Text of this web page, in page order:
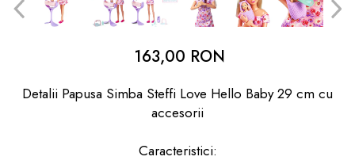
dopuri de urechi
163,00 RON
Detalii Papusa Simba Steffi Love Hello Baby 29 cm cu
accesorii
Caracteristici: